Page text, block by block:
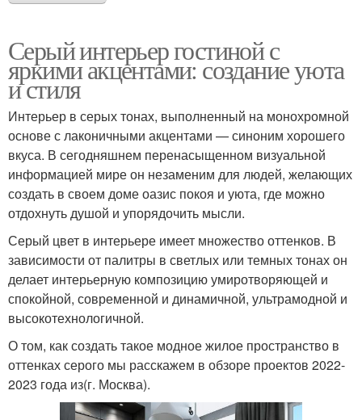
Серый интерьер гостиной с
яркими акцентами: создание уюта
и стиля
Интерьер в серых тонах, выполненный на монохромной
основе с лаконичными акцентами — синоним хорошего
вкуса. В сегодняшнем перенасыщенном визуальной
информацией мире он незаменим для людей, желающих
создать в своем доме оазис покоя и уюта, где можно
отдохнуть душой и упорядочить мысли.
Серый цвет в интерьере имеет множество оттенков. В
зависимости от палитры в светлых или темных тонах он
делает интерьерную композицию умиротворяющей и
спокойной, современной и динамичной, ультрамодной и
высокотехнологичной.
О том, как создать такое модное жилое пространство в
оттенках серого мы расскажем в обзоре проектов 2022-
2023 года из(г. Москва).